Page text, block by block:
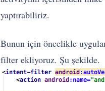
yaptırabiliriz.
Bunun için öncelikle
filter ekliyoruz. Şu şekilde.